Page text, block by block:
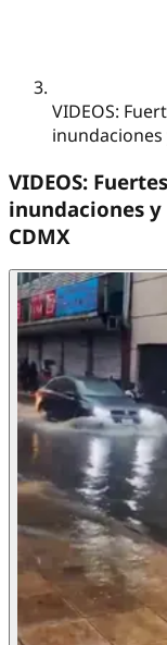
VIDEOS:
inundaciones
VIDEOS:
inundaciones
CDMX